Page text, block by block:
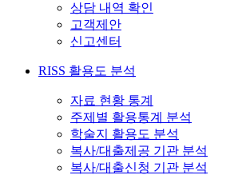
상담 내역 확인
고객제안
신고센터
RISS 활용도 분석
자료 현황 통계
주제별 활용통계 분석
학술지 활용도 분석
복사/대출제공 기관 분석
복사/대출신청 기관 분석